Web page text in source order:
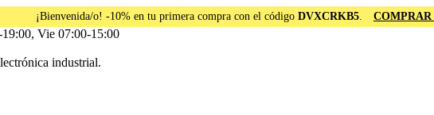
¡Bienvenida/o! -10% en tu primera compra con el código DVXCRKB5.
Vie 07:00-15:00
industrial.